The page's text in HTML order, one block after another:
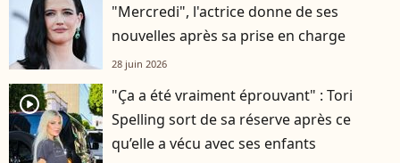
"Mercredi", l'actrice donne de ses
nouvelles après sa prise en charge
28 juin 2026
player2
"Ça a été vraiment éprouvant" : Tori
Spelling sort de sa réserve après ce
qu’elle a vécu avec ses enfants